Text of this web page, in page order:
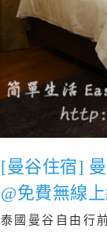
[曼谷住宿]
@免費無線
泰國曼谷自由行